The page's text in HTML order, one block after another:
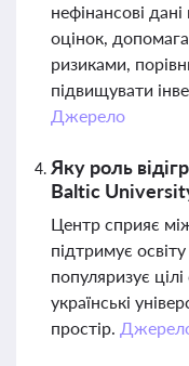
нефінансові
оцінок,
ризиками,
підвищувати
Джерело
Яку роль
Baltic
Центр сприяє
підтримує
популяризує
українські
простір.